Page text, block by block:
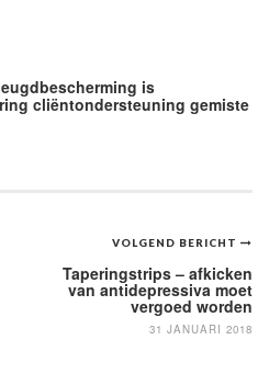
is
cliëntondersteuning gemiste
VOLGEND BERICHT
Taperingstrips – afkicken
van antidepressiva moet
vergoed worden
31 JANUARI 2018